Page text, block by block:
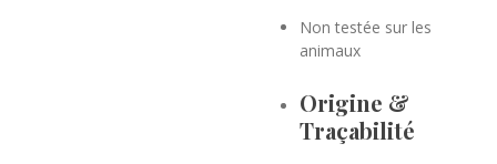
Non testée sur les
animaux
Origine &
Traçabilité